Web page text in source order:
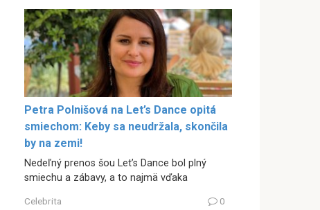
Petra Polnišová na Let’s Dance opitá
smiechom: Keby sa neudržala, skončila
by na zemi!
Nedeľný prenos šou Let’s Dance bol plný
smiechu a zábavy, a to najmä vďaka
Celebrita 0